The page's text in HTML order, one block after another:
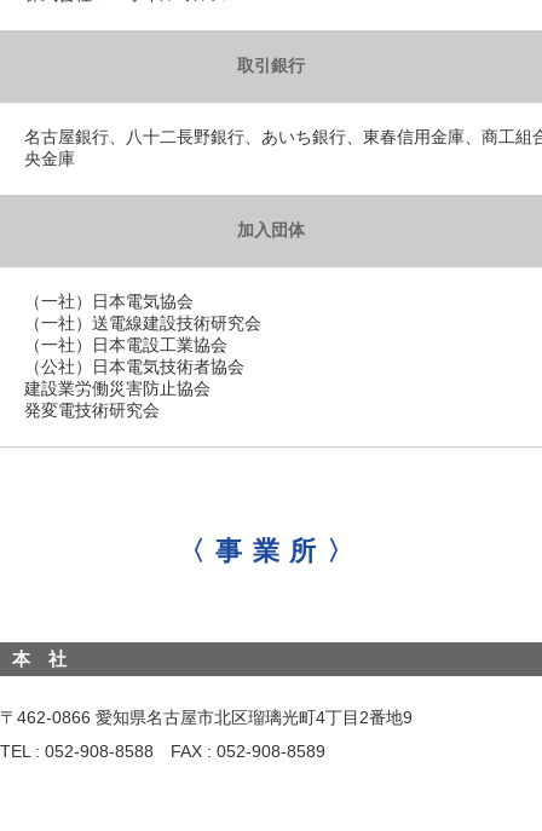
取引銀行
名古屋銀行、八十二長野銀行、あいち銀行、東春信用金庫、商工組
央金庫
加入団体
（一社）日本電気協会
（一社）送電線建設技術研究会
（一社）日本電設工業協会
（公社）日本電気技術者協会
建設業労働災害防止協会
発変電技術研究会
〈事業所〉
本 社
〒462-0866 愛知県名古屋市北区瑠璃光町4丁目2番地9
TEL : 052-908-8588 FAX : 052-908-8589